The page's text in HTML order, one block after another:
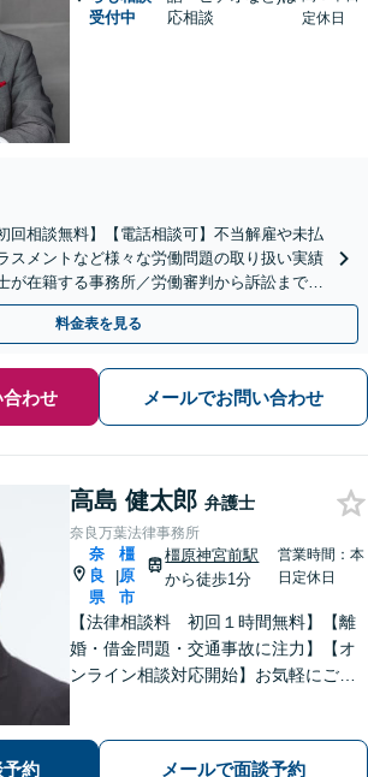
受付中
応相談
定休日
回相談無料】【電話相談可】不当解雇や未払
スメントなど様々な労働問題の取り扱い実績
が在籍する事務所／労働審判から訴訟まで、
適な戦略を立案」
料金表を見る
わせ メールでお問い合わせ
高島 健太郎 弁護士
奈良万葉法律事務所
奈
良
県
|
橿
原
市
橿原神宮前駅
から徒歩1分
営業時間：本
日定休日
【法律相談料 初回１時間無料】【離
婚・借金問題・交通事故に注力】【オ
ンライン相談対応開始】お気軽にご相
ます。【土日・夜間相談に対応】
約 メールで面談予約